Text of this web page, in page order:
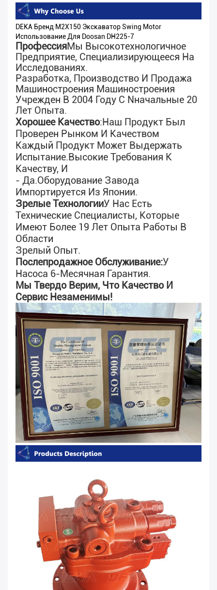
DEKA Бренд M2X150 Экскаватор Swing Motor
Использование Для Doosan DH225-7
ПрофессияМы Высокотехнологичное
Предприятие, Специализирующееся На
Исследованиях.
Разработка, Производство И Продажа
Машиностроения Машиностроения
Учрежден В 2004 Году С NНачальные 20
Лет Опыта.
Хорошее Качество:Наш Продукт Был
Проверен Рынком И Качеством
Каждый Продукт Может Выдержать
Испытание.Высокие Требования К
Качеству, И
- Да.Оборудование Завода
Импортируется Из Японии.
Зрелые ТехнологииУ Нас Есть
Технические Специалисты, Которые
Имеют Более 19 Лет Опыта Работы В
Области
Зрелый Опыт.
Послепродажное Обслуживание:У
Насоса 6-Месячная Гарантия.
Мы Твердо Верим, Что Качество И
Сервис Незаменимы!